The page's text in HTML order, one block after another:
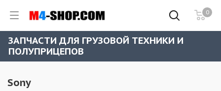
0
ЗАПЧАСТИ ДЛЯ ГРУЗОВОЙ ТЕХНИКИ И
ПОЛУПРИЦЕПОВ
Sony